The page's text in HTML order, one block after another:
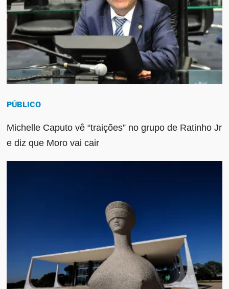
PÚBLICO
Michelle Caputo vê “traições” no grupo de Ratinho Jr
e diz que Moro vai cair